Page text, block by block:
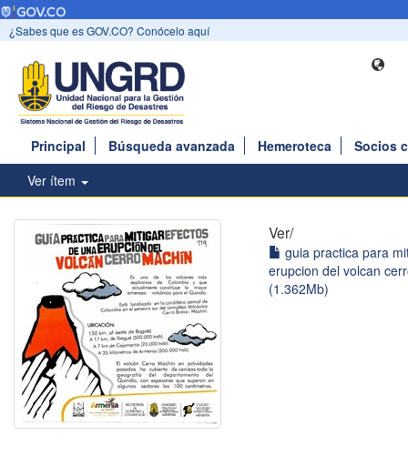
¿Sabes que es GOV.CO? Conócelo aquí
Principal Búsqueda avanzada Hemeroteca
Socios
Ver ítem
Ver/
guia practica para
erupcion del volcan
(1.362Mb)